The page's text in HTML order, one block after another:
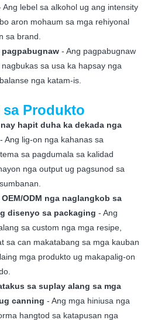
Ang lebel sa alkohol ug ang intensity
aron mohaum sa mga rehiyonal
sa brand.
- Ang pagpabugnaw
sa usa ka hapsay nga
nga katam-is.
sa Produkto
hapit duha ka dekada nga
- Ang lig-on nga kahanas sa
sa pagdumala sa kalidad
nga output ug pagsunod sa
ODM nga naglangkob sa
disenyo sa packaging - Ang
sa custom nga mga resipe,
sa can makatabang sa mga kauban
mga produkto ug makapalig-on
sa suplay alang sa mga
canning - Ang mga hiniusa nga
hangtod sa katapusan nga